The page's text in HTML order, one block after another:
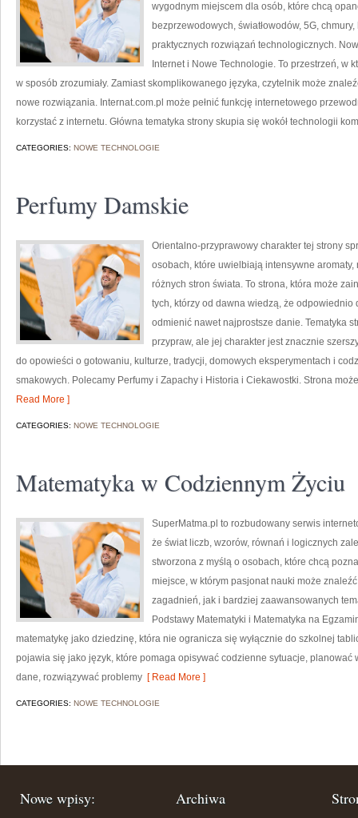
wygodnym miejscem dla osób, które chcą
bezprzewodowych, światłowodów, 5G,
praktycznych rozwiązań technologicznych.
Internet i Nowe Technologie. To przestrzeń, w
w sposób zrozumiały. Zamiast skomplikowanego języka, czytelnik może
nowe rozwiązania. Internat.com.pl może pełnić funkcję internetowego
korzystać z internetu. Główna tematyka strony skupia się wokół technologii
CATEGORIES: NOWE TECHNOLOGIE
Perfumy Damskie
Orientalno-przyprawowy charakter tej strony
osobach, które uwielbiają intensywne
różnych stron świata. To strona, która może
tych, którzy od dawna wiedzą, że odpowiednio
odmienić nawet najprostsze danie. Tematyka
przypraw, ale jej charakter jest znacznie
do opowieści o gotowaniu, kulturze, tradycji, domowych eksperymentach i
smakowych. Polecamy Perfumy i Zapachy i Historia i Ciekawostki. Strona
Read More ]
CATEGORIES: NOWE TECHNOLOGIE
Matematyka w Codziennym Życiu
SuperMatma.pl to rozbudowany serwis
że świat liczb, wzorów, równań i logicznych
stworzona z myślą o osobach, które chcą
miejsce, w którym pasjonat nauki może
zagadnień, jak i bardziej zaawansowanych
Podstawy Matematyki i Matematyka na
matematykę jako dziedzinę, która nie ogranicza się wyłącznie do szkolnej
pojawia się jako język, które pomaga opisywać codzienne sytuacje,
dane, rozwiązywać problemy [ Read More ]
CATEGORIES: NOWE TECHNOLOGIE
Nowe wpisy: Archiwa